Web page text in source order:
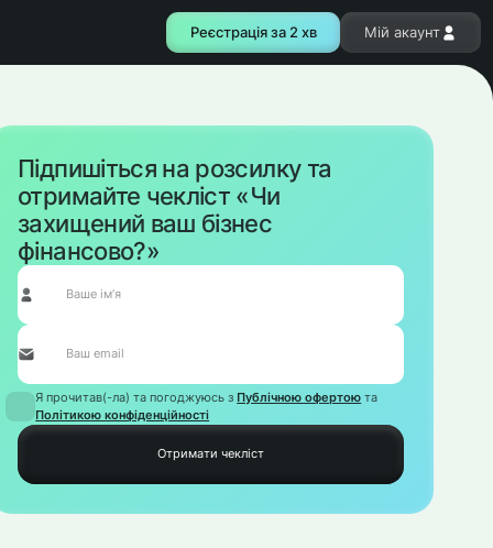
Реєстрація за 2 хв Мій акаунт
Підпишіться на розсилку та
отримайте чекліст «Чи
захищений ваш бізнес
фінансово?»
Я прочитав(-ла) та погоджуюсь з Публічною офертою та
Політикою конфіденційності